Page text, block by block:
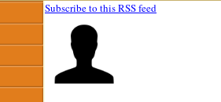
Subscribe to this RSS feed